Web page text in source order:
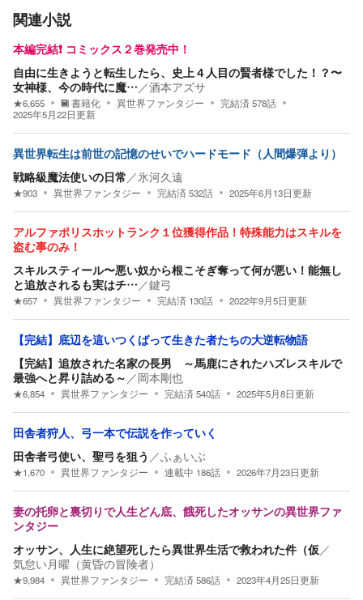
関連小説
本編完結❗️ コミックス２巻発売中！
自由に生きようと転生したら、史上４人目の賢者様でした！？〜
女神様、今の時代に魔… ／酒本アズサ
★6,655 書籍化 異世界ファンタジー 完結済 578話
2025年5月22日更新
異世界転生は前世の記憶のせいでハードモード（人間爆弾より）
戦略級魔法使いの日常 ／氷河久遠
★903 異世界ファンタジー 完結済532話 2025年6月13日更新
アルファポリスホットランク１位獲得作品！特殊能力はスキルを
盗む事のみ！
スキルスティール〜悪い奴から根こそぎ奪って何が悪い！能無し
と追放されるも実はチ… ／鍵弓
★657 異世界ファンタジー 完結済 130話 2022年9月5日更新
【完結】底辺を這いつくばって生きた者たちの大逆転物語
【完結】追放された名家の長男 ～馬鹿にされたハズレスキルで
最強へと昇り詰める～ ／岡本剛也
★6,854 異世界ファンタジー 完結済540話 2025年5月8日更新
田舎者狩人、弓一本で伝説を作っていく
田舎者弓使い、聖弓を狙う ／ふぁいぶ
★1,670 異世界ファンタジー 連載中 186話 2026年7月23日更新
妻の托卵と裏切りで人生どん底、餓死したオッサンの異世界ファ
ンタジー
オッサン、人生に絶望死したら異世界生活で救われた件（仮 ／
気怠い月曜（黄昏の冒険者）
★9,984 異世界ファンタジー 完結済586話 2023年4月25日更新